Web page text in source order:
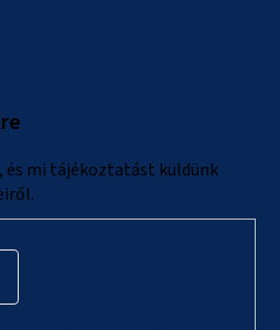
és mi tájékoztatást küldünk